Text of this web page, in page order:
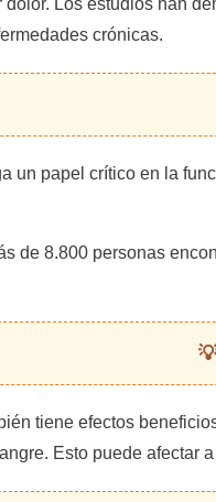
Los estudios han
crónicas.
un papel crítico en la
de 8.800 personas
tiene efectos
Esto puede afectar